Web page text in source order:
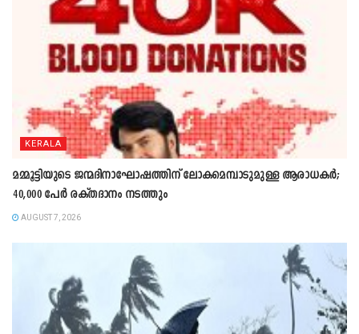
KERALA
മമ്മൂട്ടിയുടെ ജന്മദിനാഘോഷത്തിന് ലോകമെമ്പാടുമുള്ള ആരാധകർ;
40,000 പേർ രക്തദാനം നടത്തും
AUGUST 7, 2026